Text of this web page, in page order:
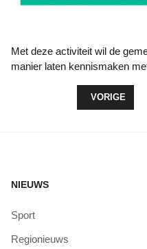
Met deze activiteit wil de gemeente ouderen op een leuke
manier laten kennismaken
VORIG
VORIGE
NIEUWS
Sport
Regionieuws